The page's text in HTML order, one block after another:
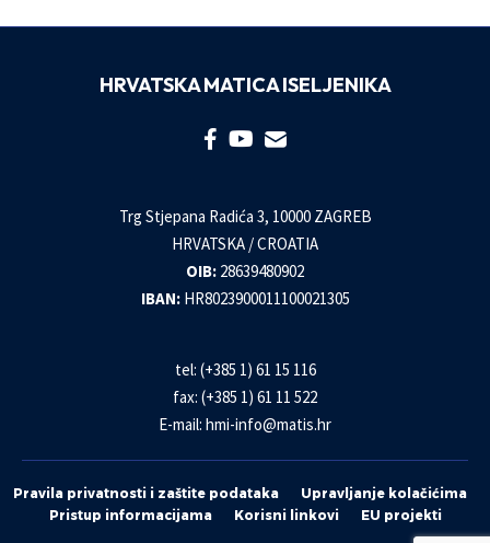
HRVATSKA MATICA ISELJENIKA
Trg Stjepana Radića 3, 10000 ZAGREB
HRVATSKA / CROATIA
OIB: 28639480902
IBAN: HR8023900011100021305
tel: (+385 1) 61 15 116
fax: (+385 1) 61 11 522
E-mail: hmi-info@matis.hr
Pravila privatnosti i zaštite podataka
Upravljanje kolačićima
Pristup informacijama
Korisni linkovi EU projekti